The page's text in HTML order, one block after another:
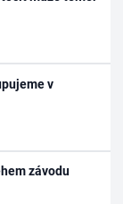
v
závodu